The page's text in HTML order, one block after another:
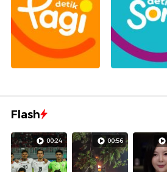
Flash
00:24 00:56